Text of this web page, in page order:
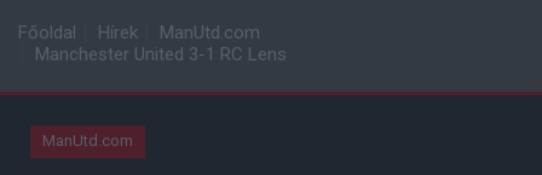
Főoldal Hírek
ManUtd.com
Manchester United 3-1 RC Lens
ManUtd.com